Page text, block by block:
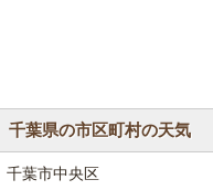
千葉県の市区町村の天気
千葉市中央区